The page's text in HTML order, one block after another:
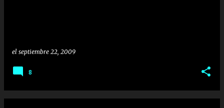
el septiembre 22, 2009
8